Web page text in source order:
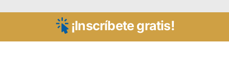
¡Inscríbete gratis!